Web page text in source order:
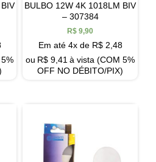
BULBO 12W 4K 1018LM BIV
– 307384
R$ 9,90
Em até 4x de R$2,48
ou R$ 9,41à vista (COM 5%
OFF NO DÉBITO/PIX)